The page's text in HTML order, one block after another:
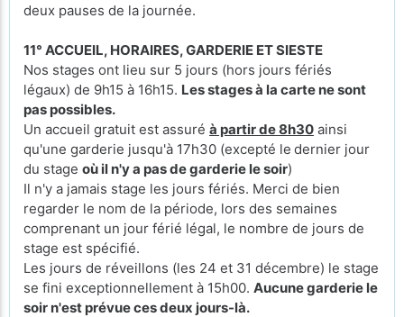
deux pauses de la journée.
11° ACCUEIL, HORAIRES, GARDERIE ET SIESTE
Nos stages ont lieu sur 5 jours (hors jours fériés
légaux) de 9h15 à 16h15. Les stages à la carte ne sont
pas possibles.
Un accueil gratuit est assuré à partir de 8h30 ainsi
qu'une garderie jusqu'à 17h30 (excepté le dernier jour
du stage où il n'y a pas de garderie le soir)
Il n'y a jamais stage les jours fériés. Merci de bien
regarder le nom de la période, lors des semaines
comprenant un jour férié légal, le nombre de jours de
stage est spécifié.
Les jours de réveillons (les 24 et 31 décembre) le stage
se fini exceptionnellement à 15h00. Aucune garderie le
soir n'est prévue ces deux jours-là.